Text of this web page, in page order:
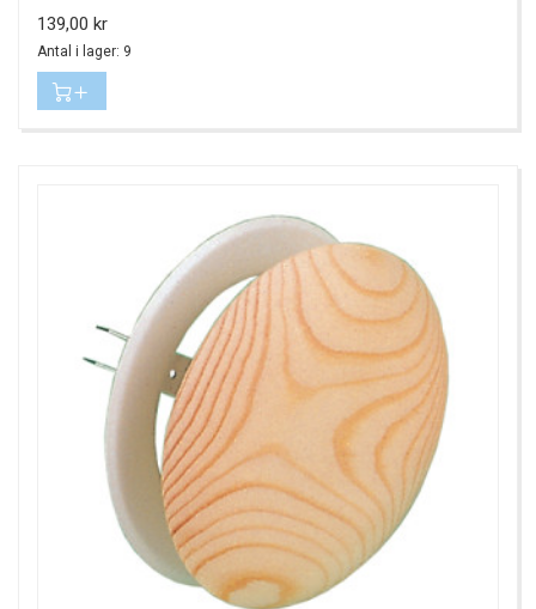
Pris
139,00 kr
Antal i lager: 9